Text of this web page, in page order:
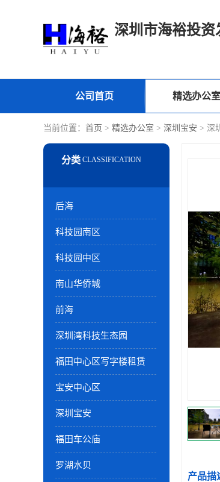
深圳市海裕投资
公司首页 精选办公室
当前位置： 首页 > 精选办公室 > 深圳宝安 > 深
后海
科技园南区
科技园中区
南山华侨城
前海
深圳湾科技生态园
福田中心区写字楼租赁
宝安中心区
深圳宝安
福田车公庙
罗湖水贝
产品描